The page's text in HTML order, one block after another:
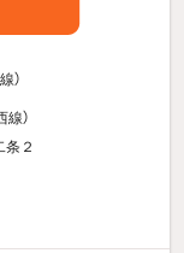
）
線）
条２